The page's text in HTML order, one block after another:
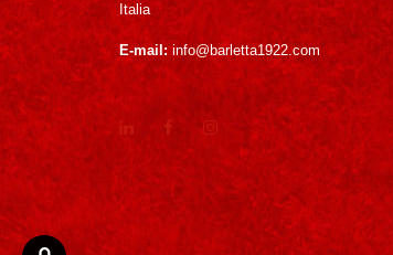
Italia
E-mail: info@barletta1922.com